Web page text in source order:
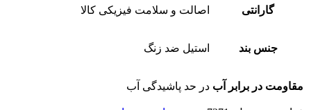
گارانتی اصالت و سلامت فیزیکی کالا
جنس بند استیل ضد زنگ
مقاومت در برابر آب در حد پاشیدگی آب